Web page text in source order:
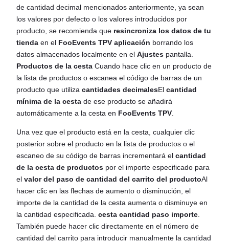
de cantidad decimal mencionados anteriormente, ya sean
los valores por defecto o los valores introducidos por
producto, se recomienda que resincroniza los datos de tu
tienda en el FooEvents TPV aplicación borrando los
datos almacenados localmente en el Ajustes pantalla.
Productos de la cesta Cuando hace clic en un producto de
la lista de productos o escanea el código de barras de un
producto que utiliza cantidades decimalesEl cantidad
mínima de la cesta de ese producto se añadirá
automáticamente a la cesta en FooEvents TPV
Una vez que el producto está en la cesta, cualquier clic
posterior sobre el producto en la lista de productos o el
escaneo de su código de barras incrementará el cantidad
de la cesta de productos por el importe especificado para
el valor del paso de cantidad del carrito del productoAl
hacer clic en las flechas de aumento o disminución, el
importe de la cantidad de la cesta aumenta o disminuye en
la cantidad especificada. cesta cantidad paso importe.
También puede hacer clic directamente en el número de
cantidad del carrito para introducir manualmente la cantidad